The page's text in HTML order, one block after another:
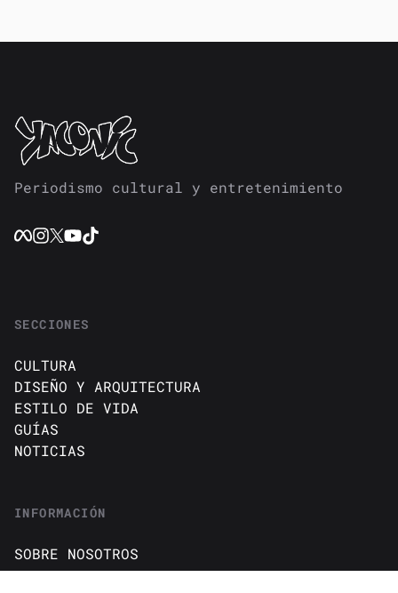
Periodismo cultural y entretenimiento
SECCIONES
CULTURA
DISEÑO Y ARQUITECTURA
ESTILO DE VIDA
GUÍAS
NOTICIAS
INFORMACIÓN
SOBRE NOSOTROS
CONTACTO